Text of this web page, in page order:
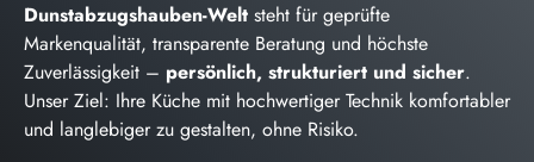
Dunstabzugshauben-Welt steht für geprüfte
Markenqualität, transparente Beratung und höchste
Zuverlässigkeit – persönlich, strukturiert und sicher.
Unser Ziel: Ihre Küche mit hochwertiger Technik komfortabler
und langlebiger zu gestalten, ohne Risiko.